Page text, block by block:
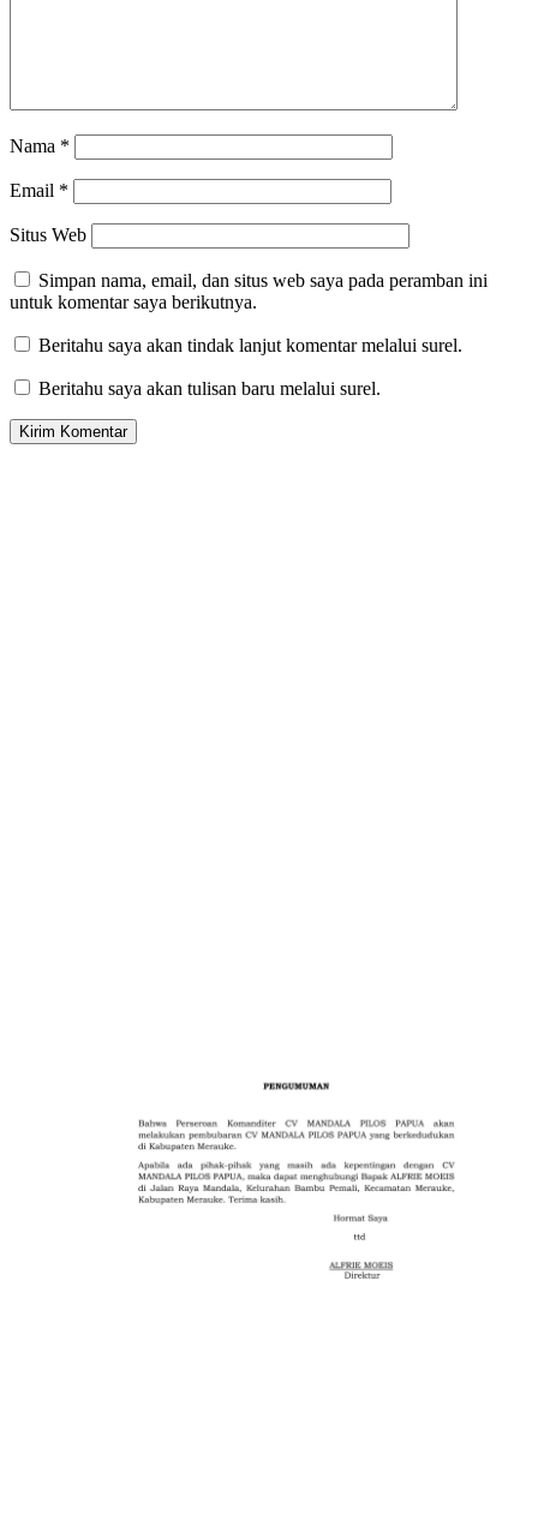
Nama *
Email *
Situs Web
Simpan nama, email, dan situs web saya pada peramban ini
untuk komentar saya berikutnya.
Beritahu saya akan tindak lanjut komentar melalui surel.
Beritahu saya akan tulisan baru melalui surel.